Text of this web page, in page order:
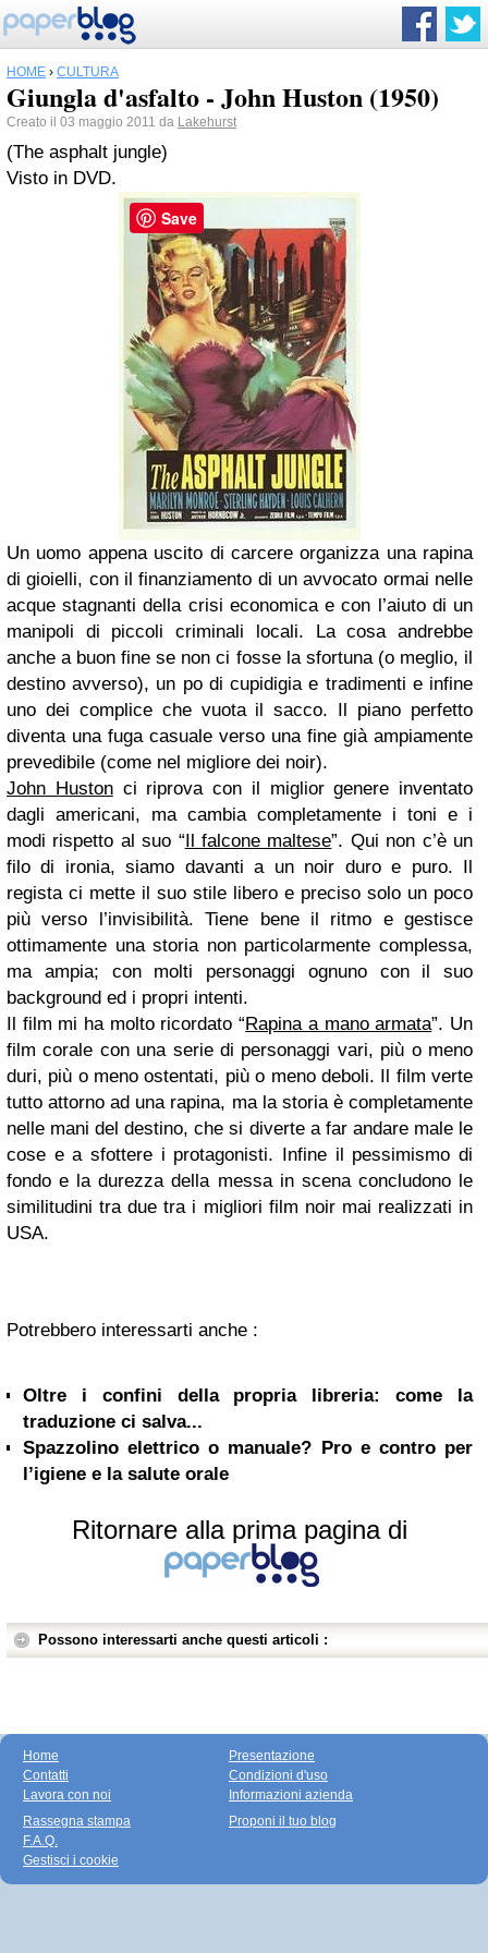
HOME › CULTURA
Giungla d'asfalto - John Huston (1950)
Creato il 03 maggio 2011 da Lakehurst
(The asphalt jungle)
Visto in DVD.
Un uomo appena uscito di carcere organizza una rapina
di gioielli, con il finanziamento di un avvocato ormai nelle
acque stagnanti della crisi economica e con l’aiuto di un
manipoli di piccoli criminali locali. La cosa andrebbe
anche a buon fine se non ci fosse la sfortuna (o meglio, il
destino avverso), un po di cupidigia e tradimenti e infine
uno dei complice che vuota il sacco. Il piano perfetto
diventa una fuga casuale verso una fine già ampiamente
prevedibile (come nel migliore dei noir).
John Hustonci riprova con il miglior genere inventato
dagli americani, ma cambia completamente i toni e i
modi rispetto al suo “Il falcone maltese”. Qui non c’è un
filo di ironia, siamo davanti a un noir duro e puro. Il
regista ci mette il suo stile libero e preciso solo un poco
più verso l’invisibilità. Tiene bene il ritmo e gestisce
ottimamente una storia non particolarmente complessa,
ma ampia; con molti personaggi ognuno con il suo
background ed i propri intenti.
Il film mi ha molto ricordato “Rapina a mano armata”. Un
film corale con una serie di personaggi vari, più o meno
duri, più o meno ostentati, più o meno deboli. Il film verte
tutto attorno ad una rapina, ma la storia è completamente
nelle mani del destino, che si diverte a far andare male le
cose e a sfottere i protagonisti. Infine il pessimismo di
fondo e la durezza della messa in scena concludono le
similitudini tra due tra i migliori film noir mai realizzati in
USA.
Potrebbero interessarti anche :
Oltre i confini della propria libreria: come la
traduzione ci salva...
Spazzolino elettrico o manuale? Pro e contro per
l’igiene e la salute orale
Ritornare alla prima pagina di
Possono interessarti anche questi articoli :
Home
Contatti
Lavora con noi
Presentazione
Condizioni d'uso
Informazioni azienda
Rassegna stampa
F.A.Q.
Gestisci i cookie
Proponi il tuo blog
Save